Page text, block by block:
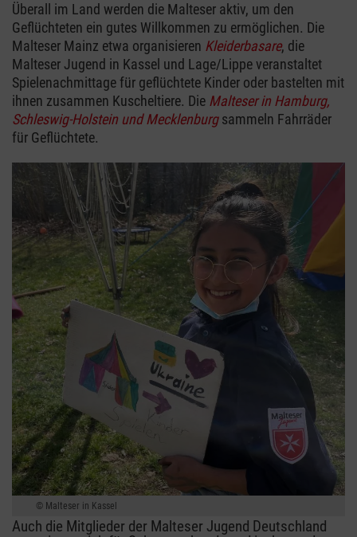
Überall im Land werden die Malteser aktiv, um den
Geflüchteten ein gutes Willkommen zu ermöglichen. Die
Malteser Mainz etwa organisieren Kleiderbasare, die
Malteser Jugend in Kassel und Lage/Lippe veranstaltet
Spielenachmittage für geflüchtete Kinder oder bastelten mit
ihnen zusammen Kuscheltiere. Die Malteser in Hamburg,
Schleswig-Holstein und Mecklenburgsammeln Fahrräder
für Geflüchtete.
Malteser in Kassel
Auch die Mitglieder der Malteser Jugend Deutschland